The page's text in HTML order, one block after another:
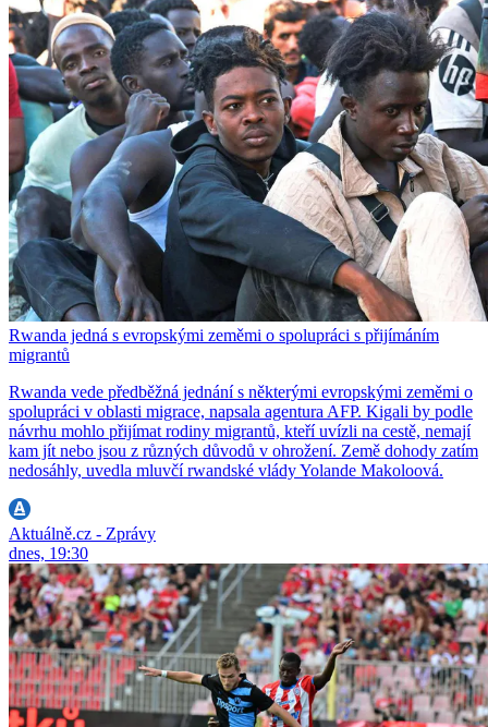
Rwanda jedná s evropskými zeměmi o spolupráci s přijímáním
migrantů
Rwanda vede předběžná jednání s některými evropskými zeměmi o
spolupráci v oblasti migrace, napsala agentura AFP. Kigali by podle
návrhu mohlo přijímat rodiny migrantů, kteří uvízli na cestě, nemají
kam jít nebo jsou z různých důvodů v ohrožení. Země dohody zatím
nedosáhly, uvedla mluvčí rwandské vlády Yolande Makoloová.
Aktuálně.cz - Zprávy
dnes, 19:30